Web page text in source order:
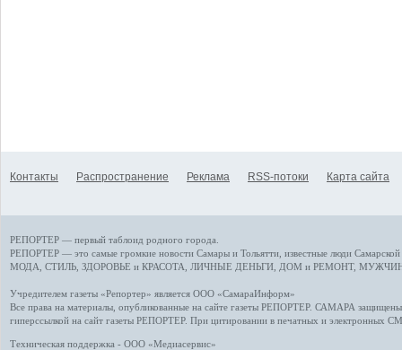
Контакты Распространение Реклама RSS-потоки Карта сайта
РЕПОРТЕР — первый таблоид родного города.
РЕПОРТЕР — это самые громкие новости Самары и Тольятти, известные люди
МОДА, СТИЛЬ ЗДОРОВЬЕ и КРАСОТА ЛИЧНЫЕ ДЕНЬГИ ДОМ и РЕМОНТ,
Учредителем газеты «Репортер» является ООО «СамараИнформ»
Все права на материалы, опубликованные на сайте газеты РЕПОРТЕР. САМАРА защищены.
гиперссылкой на сайт газеты РЕПОРТЕР. При цитировании в печатных и электронных
Техническая поддержка - ООО «Медиасервис»